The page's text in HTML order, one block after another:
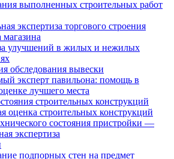
выполненных строительных работ
экспертиза торгового строения
магазина
улучшений в жилых и нежилых
обследования вывески
эксперт павильона: помощь в
лучшего места
строительных конструкций
оценка строительных конструкций
состояния пристройки —
экспертиза
подпорных стен на предмет